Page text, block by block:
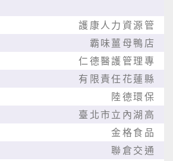
護康人力資源管
霸味薑母鴨店
仁德醫護管理專
有限責任花蓮縣
陸德環保
臺北市立內湖高
金格食品
聯倉交通